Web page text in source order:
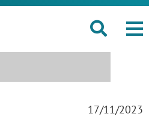
17/11/2023